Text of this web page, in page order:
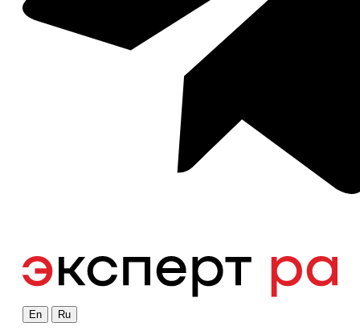
En Ru